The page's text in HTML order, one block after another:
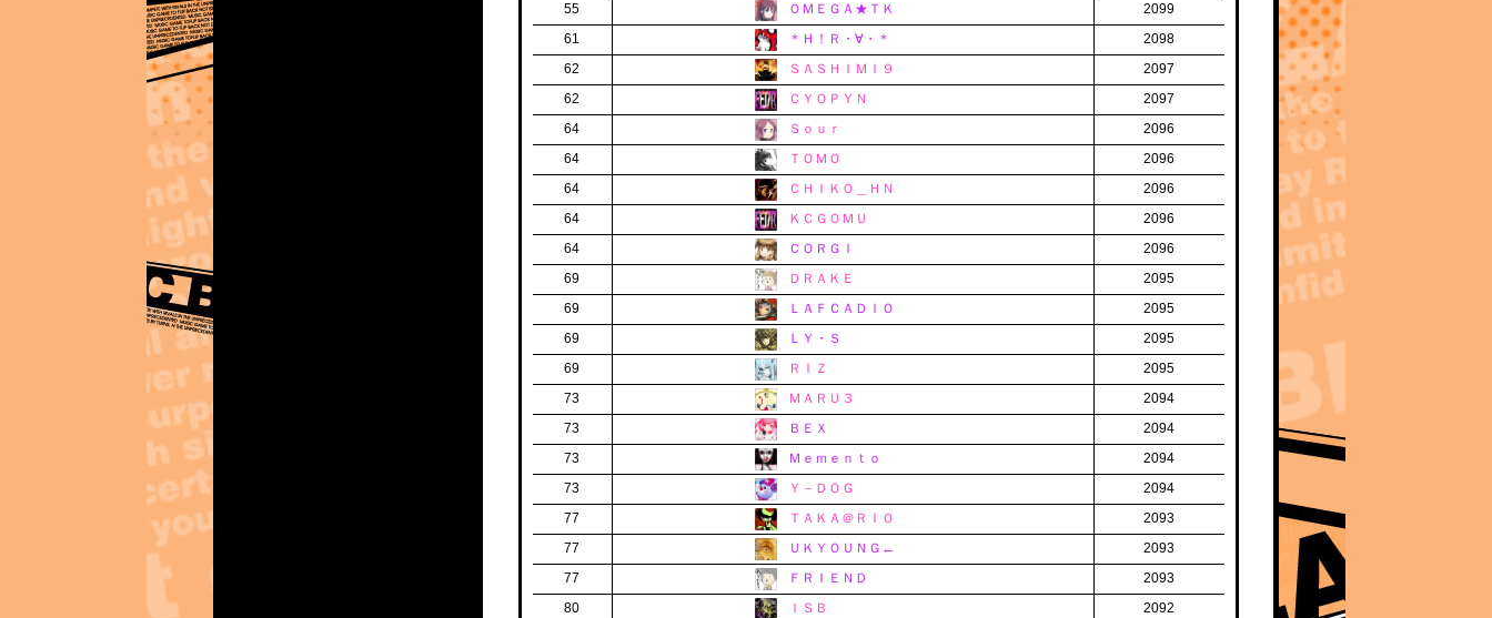
55
ＯＭＥＧＡ★ＴＫ
2099
61
＊Ｈ！Ｒ・∀・＊
2098
62
ＳＡＳＨＩＭＩ９
2097
62
ＣＹＯＰＹＮ
2097
64
Ｓｏｕｒ
2096
64
ＴＯＭＯ
2096
64
ＣＨＩＫＯ＿ＨＮ
2096
64
ＫＣＧＯＭＵ
2096
64
ＣＯＲＧＩ
2096
69
ＤＲＡＫＥ
2095
69
ＬＡＦＣＡＤＩＯ
2095
69
ＬＹ・Ｓ
2095
69
ＲＩＺ
2095
73
ＭＡＲＵ３
2094
73
ＢＥＸ
2094
73
Ｍｅｍｅｎｔｏ
2094
73
Ｙ－ＤＯＧ
2094
77
ＴＡＫＡ＠ＲＩＯ
2093
77
ＵＫＹＯＵＮＧ←
2093
77
ＦＲＩＥＮＤ
2093
80
ＩＳＢ
2092